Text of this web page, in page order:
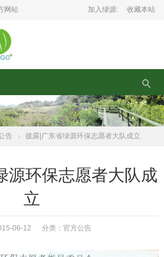
网站 加入绿源: 收藏本站
告 披露|广东省绿源环保志愿者大队成立
源环保志愿者大队成
立
06-12 分类： 官方公告